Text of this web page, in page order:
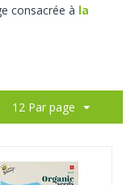
consacrée à la
12 Par page